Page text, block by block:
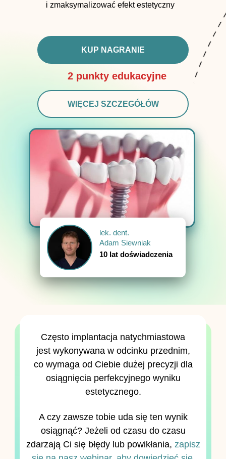
KUP NAGRANIE
WIĘCEJ SZCZEGÓŁÓW
lek. dent.
Adam Siewniak
10 lat doświadczenia
i zmaksymalizować efekt estetyczny
2 punkty edukacyjne
Często implantacja natychmiastowa
jest wykonywana w odcinku przednim,
co wymaga od Ciebie dużej precyzji dla
osiągnięcia perfekcyjnego wyniku
estetycznego.
A czy zawsze tobie uda się ten wynik
osiągnąć? Jeżeli od czasu do czasu
zdarzają Ci się błędy lub powikłania, zapisz